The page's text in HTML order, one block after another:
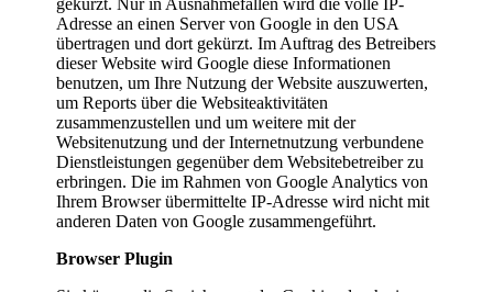
Adresse an einen Server von Google in den USA
übertragen und dort gekürzt. Im Auftrag des Betreibers
dieser Website wird Google diese Informationen
benutzen, um Ihre Nutzung der Website auszuwerten,
um Reports über die Websiteaktivitäten
zusammenzustellen und um weitere mit der
Websitenutzung und der Internetnutzung verbundene
Dienstleistungen gegenüber dem Websitebetreiber zu
erbringen. Die im Rahmen von Google Analytics von
Ihrem Browser übermittelte IP-Adresse wird nicht mit
anderen Daten von Google zusammengeführt.
Browser Plugin